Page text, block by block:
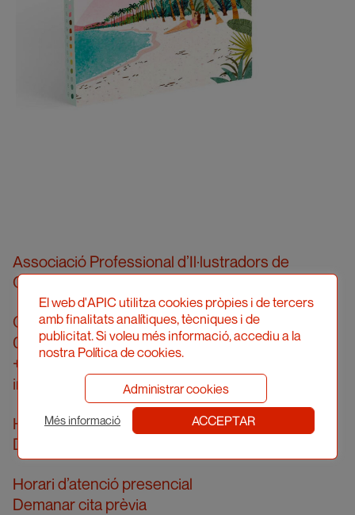
Associació Professional d’Il·lustradors de
Catalunya
Carrer Londres, 96, pral. 2a
08036 Barcelona
+34 934 161 474
info@apic.cat
Horari d’atenció telefònica
De dilluns a divendres de 10 a 14h
Horari d’atenció presencial
Demanar cita prèvia
El web d'APIC utilitza cookies pròpies i de tercers
amb finalitats analítiques, tècniques i de
publicitat. Si voleu més informació, accediu a la
nostra Política de cookies.
Administrar cookies
Més informació ACCEPTAR